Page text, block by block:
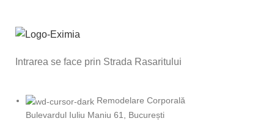
Intrarea se face prin Strada Rasaritului
Remodelare Corporală
Bulevardul Iuliu Maniu 61, București